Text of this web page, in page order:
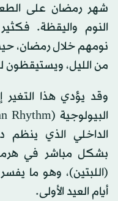
شهر رمضان على
النوم واليقظة.
نومهم خلال رمضان،
من الليل، ويستيقظون
وقد يؤدي هذا
الداخلي الذي ينظم
بشكل مباشر في
(اللبتين)، وهو ما
أيام العيد الأولى.